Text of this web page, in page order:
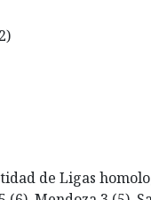
de Ligas